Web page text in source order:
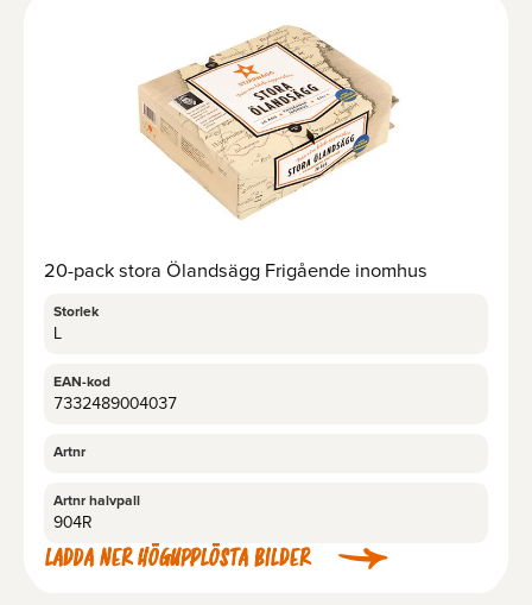
20-pack stora Ölandsägg Frigående inomhus
Storlek
L
EAN-kod
7332489004037
Artnr
Artnr halvpall
904R
LADDA NER HÖGUPPLÖSTA BILDER